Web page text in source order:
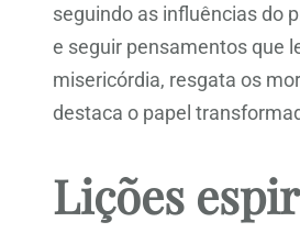
seguindo as influências do
e seguir pensamentos que
misericórdia, resgata os
destaca o papel
Lições